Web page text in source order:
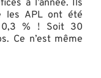
à l’année. Ils
les APL ont été
0,3 % ! Soit 30
Ce n’est même